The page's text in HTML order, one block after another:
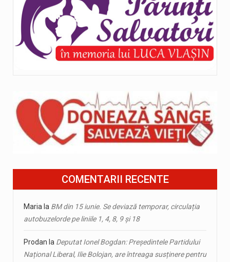
COMENTARII RECENTE
Maria la BM din 15 iunie. Se deviază temporar, circulația
autobuzelorde pe liniile 1, 4, 8, 9 și 18
Prodan la Deputat Ionel Bogdan: Președintele Partidului
Național Liberal, Ilie Bolojan, are întreaga susținere pentru